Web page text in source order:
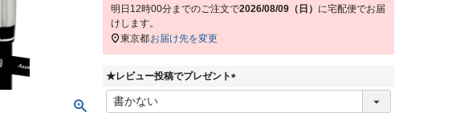
明日 12時00分までのご注文で2026/08/09（日） に宅配便でお届
けします。
東京都お届け先を変更
★レビュー投稿でプレゼント
(